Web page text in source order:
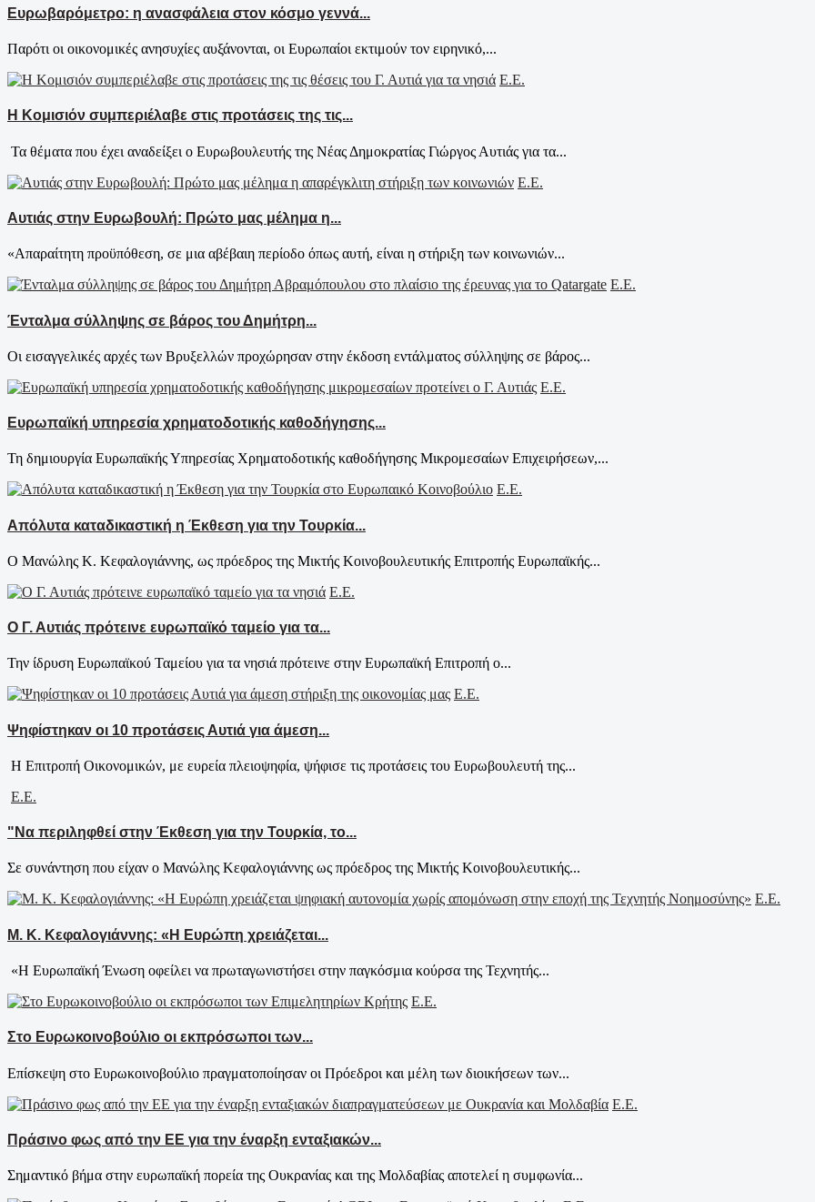
Ευρωβαρόμετρο: η ανασφάλεια στον κόσμο γεννά...
Παρότι οι οικονομικές ανησυχίες αυξάνονται, οι Ευρωπαίοι εκτιμούν τον ειρηνικό,...
Ε.Ε.
Η Κομισιόν συμπεριέλαβε στις προτάσεις της τις...
Τα θέματα που έχει αναδείξει ο Ευρωβουλευτής της Νέας Δημοκρατίας Γιώργος Αυτιάς για τα...
Ε.Ε.
Αυτιάς στην Ευρωβουλή: Πρώτο μας μέλημα η...
«Απαραίτητη προϋπόθεση, σε μια αβέβαιη περίοδο όπως αυτή, είναι η στήριξη των κοινωνιών...
Ε.Ε.
Ένταλμα σύλληψης σε βάρος του Δημήτρη...
Οι εισαγγελικές αρχές των Βρυξελλών προχώρησαν στην έκδοση εντάλματος σύλληψης σε βάρος...
Ε.Ε.
Ευρωπαϊκή υπηρεσία χρηματοδοτικής καθοδήγησης...
Τη δημιουργία Ευρωπαϊκής Υπηρεσίας Χρηματοδοτικής καθοδήγησης Μικρομεσαίων Επιχειρήσεων,...
Ε.Ε.
Απόλυτα καταδικαστική η Έκθεση για την Τουρκία...
Ο Μανώλης Κ. Κεφαλογιάννης, ως πρόεδρος της Μικτής Κοινοβουλευτικής Επιτροπής Ευρωπαϊκής...
Ε.Ε.
Ο Γ. Αυτιάς πρότεινε ευρωπαϊκό ταμείο για τα...
Την ίδρυση Ευρωπαϊκού Ταμείου για τα νησιά πρότεινε στην Ευρωπαϊκή Επιτροπή ο...
Ε.Ε.
Ψηφίστηκαν οι 10 προτάσεις Αυτιά για άμεση...
Η Επιτροπή Οικονομικών, με ευρεία πλειοψηφία, ψήφισε τις προτάσεις του Ευρωβουλευτή της...
Ε.Ε.
"Να περιληφθεί στην Έκθεση για την Τουρκία, το...
Σε συνάντηση που είχαν ο Μανώλης Κεφαλογιάννης ως πρόεδρος της Μικτής Κοινοβουλευτικής...
Ε.Ε.
Μ. Κ. Κεφαλογιάννης: «Η Ευρώπη χρειάζεται...
«Η Ευρωπαϊκή Ένωση οφείλει να πρωταγωνιστήσει στην παγκόσμια κούρσα της Τεχνητής...
Ε.Ε.
Στο Ευρωκοινοβούλιο οι εκπρόσωποι των...
Επίσκεψη στο Ευρωκοινοβούλιο πραγματοποίησαν οι Πρόεδροι και μέλη των διοικήσεων των...
Ε.Ε.
Πράσινο φως από την ΕΕ για την έναρξη ενταξιακών...
Σημαντικό βήμα στην ευρωπαϊκή πορεία της Ουκρανίας και της Μολδαβίας αποτελεί η συμφωνία...